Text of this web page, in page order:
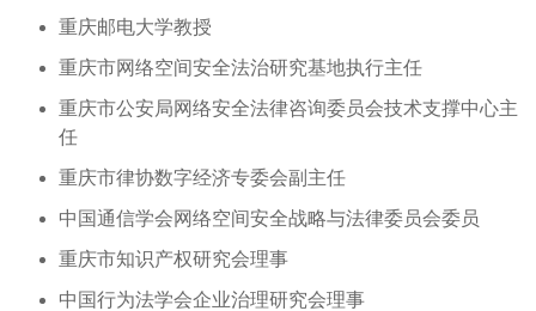
重庆邮电大学教授
重庆市网络空间安全法治研究基地执行主任
重庆市公安局网络安全法律咨询委员会技术支撑中心主
任
重庆市律协数字经济专委会副主任
中国通信学会网络空间安全战略与法律委员会委员
重庆市知识产权研究会理事
中国行为法学会企业治理研究会理事